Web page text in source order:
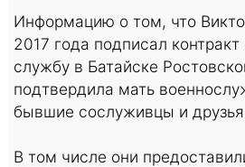
Информацию о том, что
2017 года подписал
службу в Батайске
подтвердила мать
бывшие сослуживцы и
В том числе они